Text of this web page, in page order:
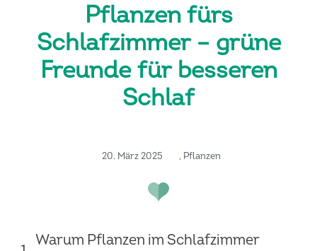
Pflanzen fürs
Schlafzimmer – grüne
Freunde für besseren
Schlaf
20. März 2025 , Pflanzen
Warum Pflanzen im Schlafzimmer